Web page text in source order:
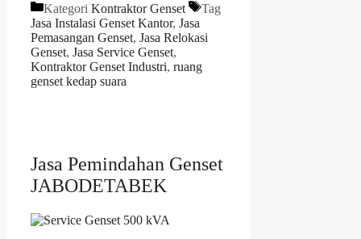
Kategori Kontraktor Genset
Tag
Jasa Instalasi Genset Kantor, Jasa
Pemasangan Genset, Jasa Relokasi
Genset, Jasa Service Genset,
Kontraktor Genset Industri, ruang
genset kedap suara
Jasa Pemindahan Genset
JABODETABEK